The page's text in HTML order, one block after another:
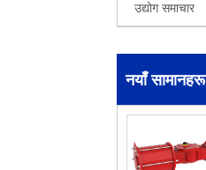
उद्योग समाचार
नयाँ सामानहरू